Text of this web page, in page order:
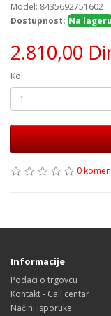
Model: 8435692751602
Dostupnost: Na lageru
2.810,00
Kol
0
Informacije
Podaci o trgovcu
Kontakt - Call centar
Načini isporuke